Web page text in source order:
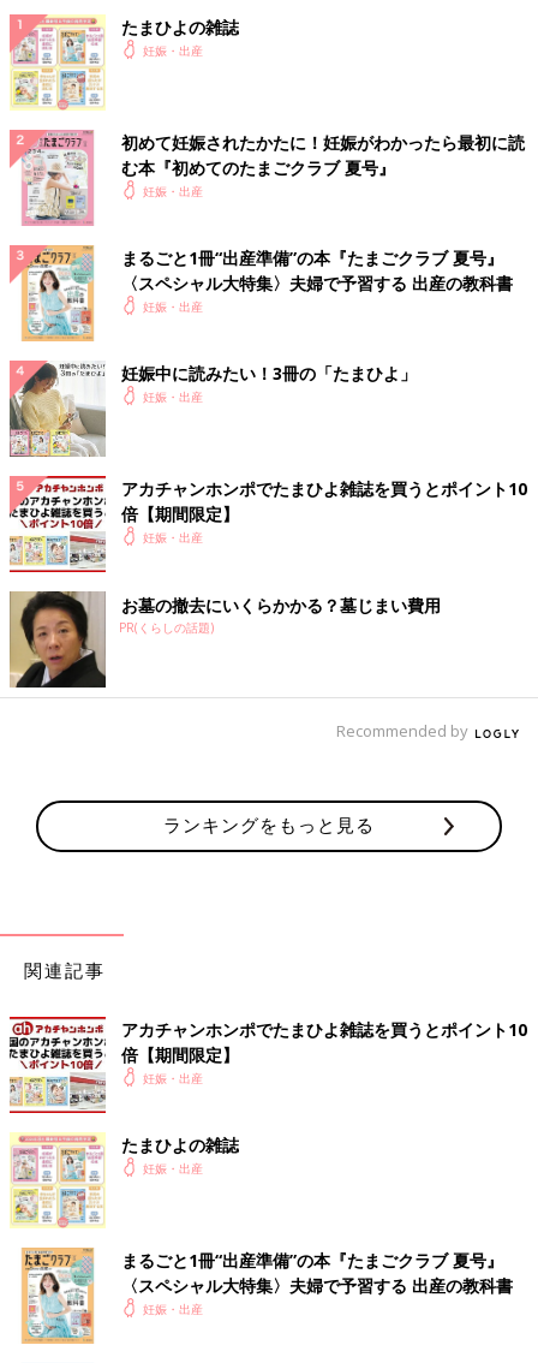
たまひよの雑誌
妊娠・出産
初めて妊娠されたかたに！妊娠がわかったら最初に読
む本『初めてのたまごクラブ 夏号』
妊娠・出産
まるごと1冊“出産準備”の本『たまごクラブ 夏号』
〈スペシャル大特集〉夫婦で予習する 出産の教科書
妊娠・出産
妊娠中に読みたい！3冊の「たまひよ」
妊娠・出産
アカチャンホンポでたまひよ雑誌を買うとポイント10
倍【期間限定】
妊娠・出産
お墓の撤去にいくらかかる？墓じまい費用
PR(くらしの話題)
Recommended by
ランキングをもっと見る
関連記事
アカチャンホンポでたまひよ雑誌を買うとポイント10
倍【期間限定】
妊娠・出産
たまひよの雑誌
妊娠・出産
まるごと1冊“出産準備”の本『たまごクラブ 夏号』
〈スペシャル大特集〉夫婦で予習する 出産の教科書
妊娠・出産